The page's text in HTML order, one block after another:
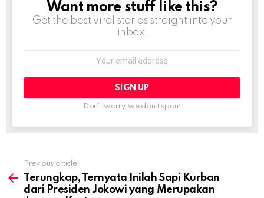
NEWSLETTER
Want more stuff like this?
Get the best viral stories straight into your
inbox!
Don't worry, we don't spam
more
Previous article
Terungkap, Ternyata Inilah Sapi Kurban
dari Presiden Jokowi yang Merupakan